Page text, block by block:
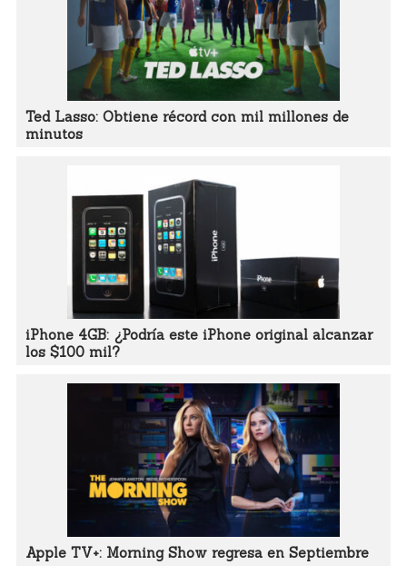
Ted Lasso: Obtiene récord con mil millones de
minutos
iPhone 4GB: ¿Podría este iPhone original alcanzar
los $100 mil?
Apple TV+: Morning Show regresa en Septiembre